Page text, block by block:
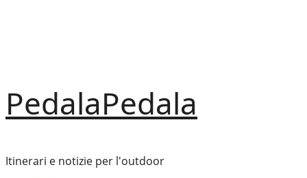
PedalaPedala
Itinerari e notizie per l'outdoor